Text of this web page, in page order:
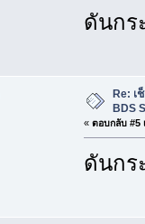
ดันกร
Re:
BDS
« ตอบกลับ #5
ดันกร